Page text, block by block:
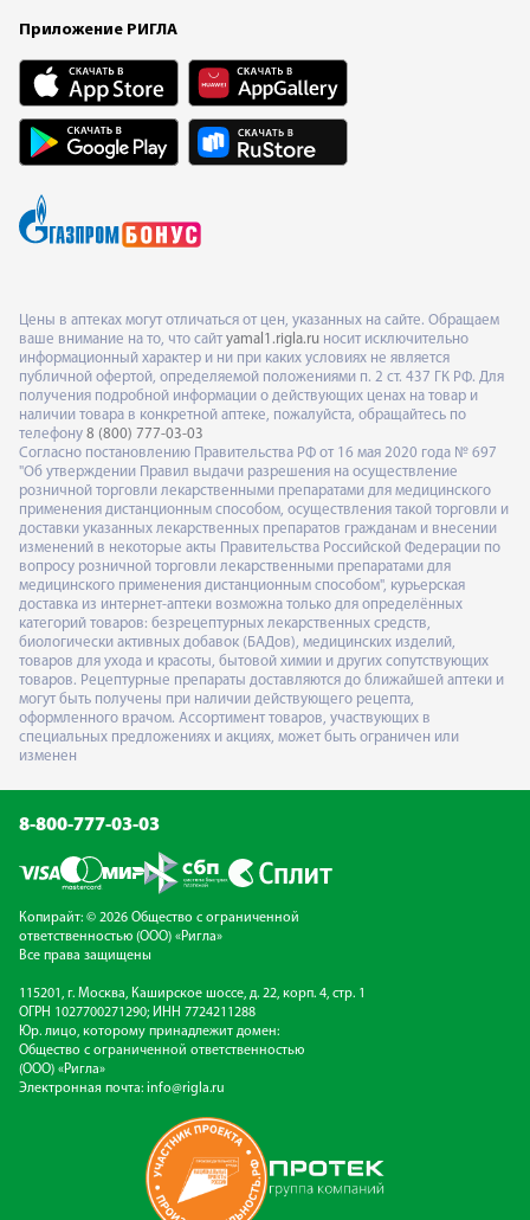
Приложение РИГЛА
Цены в аптеках могут отличаться от цен, указанных на сайте. Обращаем
ваше внимание на то, что сайт yamal1.rigla.ru носит исключительно
информационный характер и ни при каких условиях не является
публичной офертой, определяемой положениями п. 2 ст. 437 ГК РФ. Для
получения подробной информации о действующих ценах на товар и
наличии товара в конкретной аптеке, пожалуйста, обращайтесь по
телефону 8 (800) 777-03-03
Согласно постановлению Правительства РФ от 16 мая 2020 года № 697
"Об утверждении Правил выдачи разрешения на осуществление
розничной торговли лекарственными препаратами для медицинского
применения дистанционным способом, осуществления такой торговли и
доставки указанных лекарственных препаратов гражданам и внесении
изменений в некоторые акты Правительства Российской Федерации по
вопросу розничной торговли лекарственными препаратами для
медицинского применения дистанционным способом", курьерская
доставка из интернет-аптеки возможна только для определённых
категорий товаров: безрецептурных лекарственных средств,
биологически активных добавок (БАДов), медицинских изделий,
товаров для ухода и красоты, бытовой химии и других сопутствующих
товаров. Рецептурные препараты доставляются до ближайшей аптеки и
могут быть получены при наличии действующего рецепта,
оформленного врачом. Ассортимент товаров, участвующих в
специальных предложениях и акциях, может быть ограничен или
изменен
8-800-777-03-03
Копирайт: © 2026 Общество с ограниченной
ответственностью (ООО) «Ригла»
Все права защищены
115201, г. Москва, Каширское шоссе, д. 22, корп. 4, стр. 1
ОГРН 1027700271290; ИНН 7724211288
Юр. лицо, которому принадлежит домен:
Общество с ограниченной ответственностью
(ООО) «Ригла»
Электронная почта: info@rigla.ru